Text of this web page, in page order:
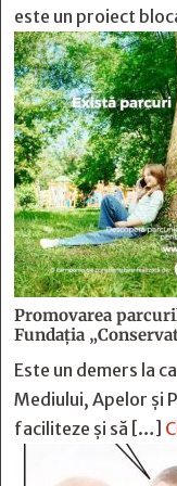
este un proiect
Promovarea
Fundația
Este un demers la
Mediului, Apelor și
faciliteze și să […]